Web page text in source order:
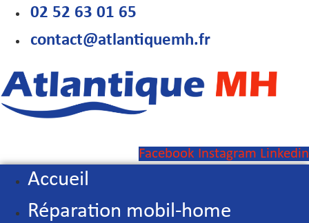
Aller
02 52 63 01 65
contact@atlantiquemh.fr
Facebook Instagram Linkedin
Accueil
Réparation mobil-home